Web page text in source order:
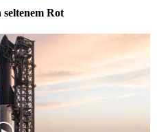
Rot